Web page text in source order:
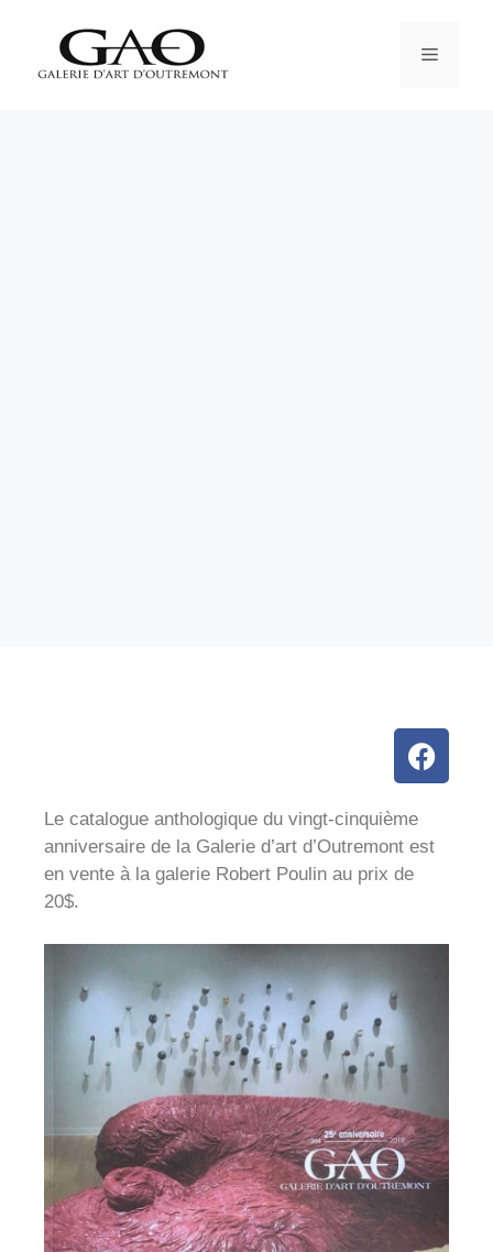
Le catalogue anthologique du vingt-cinquième
anniversaire de la Galerie d’art d’Outremont est
en vente à la galerie Robert Poulin au prix de
20$.